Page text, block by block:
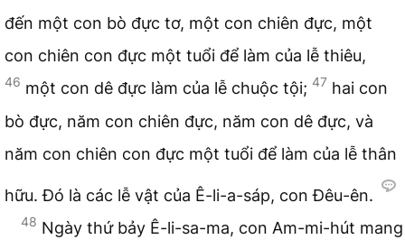
đến một con bò đực tơ, một con chiên đực, một
con chiên con đực một tuổi để làm của lễ thiêu,
46 một con dê đực làm của lễ chuộc tội; 47 hai con
bò đực, năm con chiên đực, năm con dê đực, và
năm con chiên con đực một tuổi để làm của lễ thân
hữu. Đó là các lễ vật của Ê-li-a-sáp, con Đêu-ên.
48 Ngày thứ bảy Ê-li-sa-ma, con Am-mi-hút mang